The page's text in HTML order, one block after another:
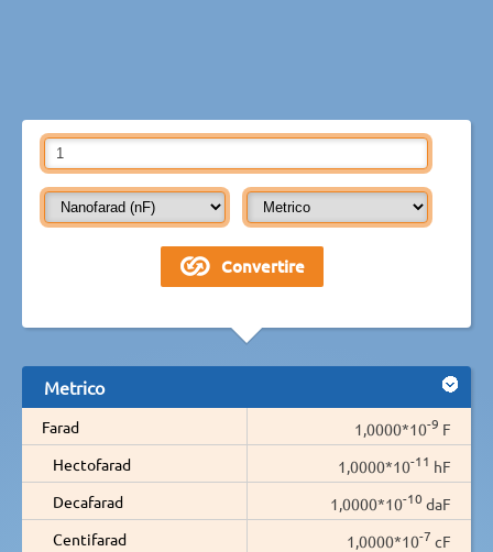
Metrico
Farad 1,0000*10-9 F
Hectofarad
1,0000*10-11 hF
Decafarad
1,0000*10-10 daF
Centifarad
1,0000*10-7 cF